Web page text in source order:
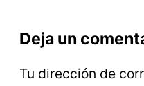
Deja un
Tu dirección de